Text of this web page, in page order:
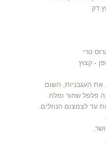
דק
טרי
- קצוץ
העגבניות, השום
פלפל שחור ומלח.
עד לצמצום הנוזלים.